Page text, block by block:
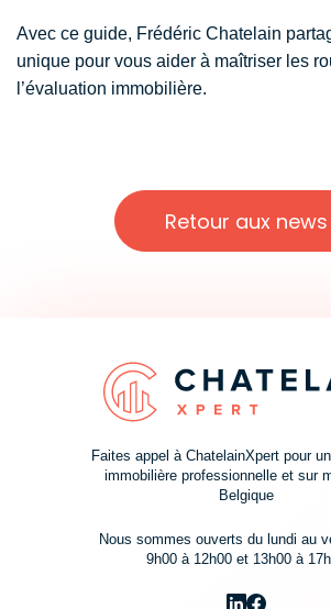
Avec ce guide, Frédéric Chatelain
unique pour vous aider à maîtriser les
l’évaluation immobilière.
Retour aux news
Faites appel à ChatelainXpert pour
immobilière professionnelle et sur
Belgique
Nous sommes ouverts du lundi au
9h00 à 12h00 et 13h00 à